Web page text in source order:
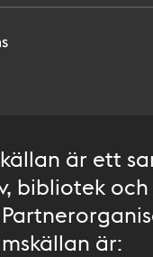
är ett
bibliotek och
är: